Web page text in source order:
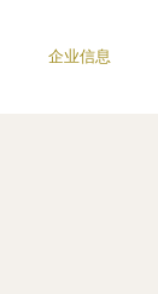
企业信息